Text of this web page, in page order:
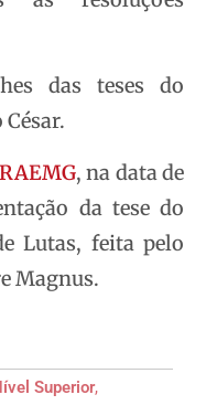
das teses do
, na data de
da tese do
Lutas, feita pelo
Magnus.
Superior,